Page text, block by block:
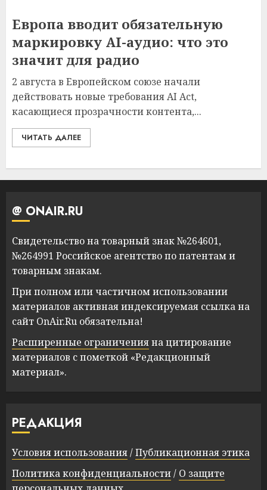
Европа вводит обязательную
маркировку AI-аудио: что это
значит для радио
2 августа в Европейском союзе начали
действовать новые требования AI Act,
касающиеся прозрачности контента,...
ЧИТАТЬ ДАЛЕЕ
@ ONAIR.RU
Свидетельство на товарный знак №264601,
№264991 Российское агентство по патентам и
товарным знакам.
При полном или частичном использовании
материалов активная индексируемая ссылка на
сайт OnAir.Ru обязательна!
Расширенные ограниченияна цитирование
материалов с пометкой «Редакционный
материал».
РЕДАКЦИЯ
Условия использования/Публикационная этика
Политика конфиденциальности/ О защите